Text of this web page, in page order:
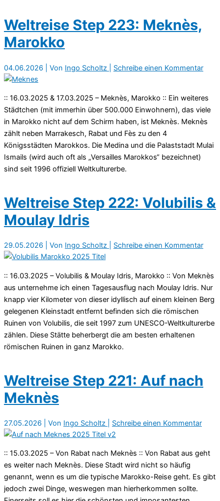
Weltreise Step 223: Meknès,
Marokko
04.06.2026 | Von Ingo Scholtz Schreibe einen Kommentar
:: 16.03.2025 & 17.03.2025 – Meknès, Marokko :: Ein weiteres
Städtchen (mit immerhin über 500.000 Einwohnern), das viele
in Marokko nicht auf dem Schirm haben, ist Meknès. Meknès
zählt neben Marrakesch, Rabat und Fès zu den 4
Königsstädten Marokkos. Die Medina und die Palaststadt Mulai
Ismails (wird auch oft als „Versailles Marokkos“ bezeichnet)
sind seit 1996 offiziell Weltkulturerbe.
Weltreise Step 222: Volubilis &
Moulay Idris
29.05.2026 | Von Ingo Scholtz Schreibe einen Kommentar
:: 16.03.2025 – Volubilis & Moulay Idris, Marokko :: Von Meknès
aus unternehme ich einen Tagesausflug nach Moulay Idris. Nur
knapp vier Kilometer von dieser idyllisch auf einem kleinen Berg
gelegenen Kleinstadt entfernt befinden sich die römischen
Ruinen von Volubilis, die seit 1997 zum UNESCO-Weltkulturerbe
zählen. Diese Stätte beherbergt die am besten erhaltenen
römischen Ruinen in ganz Marokko.
Weltreise Step 221: Auf nach
Meknès
27.05.2026 | Von Ingo Scholtz Schreibe einen Kommentar
:: 15.03.2025 – Von Rabat nach Meknès :: Von Rabat aus geht
es weiter nach Meknès. Diese Stadt wird nicht so häufig
genannt, wenn es um die typische Marokko-Reise geht. Es gibt
jedoch zwei Dinge, weswegen man hierherkommen sollte.